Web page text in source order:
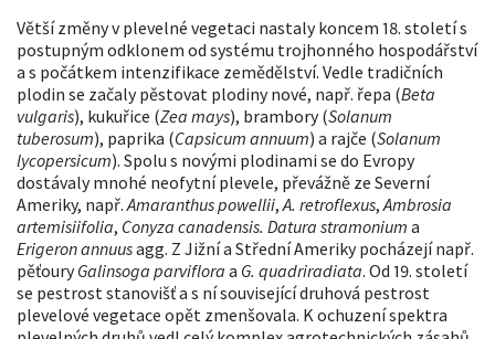
Větší změny v plevelné vegetaci nastaly koncem 18. století s
postupným odklonem od systému trojhonného hospodářství
a s počátkem intenzifikace zemědělství. Vedle tradičních
plodin se začaly pěstovat plodiny nové, např. řepa (Beta
vulgaris), kukuřice (Zea mays), brambory (Solanum
tuberosum), paprika (Capsicum annuum) a rajče (Solanum
lycopersicum). Spolu s novými plodinami se do Evropy
dostávaly mnohé neofytní plevele, převážně ze Severní
Ameriky, např. Amaranthus powellii, A. retroflexus, Ambrosia
artemisiifolia, Conyza canadensis. Datura stramonium a
Erigeron annuusagg. Z Jižní a Střední Ameriky pocházejí např.
pěťouryGalinsoga parviflora a G. quadriradiata. Od 19. století
se pestrost stanovišť a s ní související druhová pestrost
plevelové vegetace opět zmenšovala. K ochuzení spektra